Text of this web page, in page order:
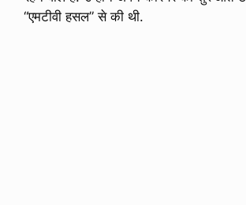
“एमटीवी हसल” से की थी.